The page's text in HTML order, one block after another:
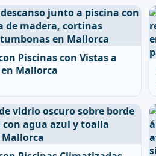
Piscinas con Vistas a
Mallorca